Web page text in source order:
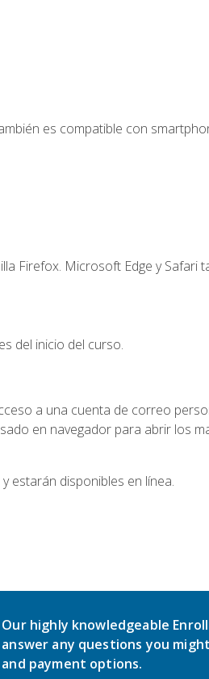
es compatible con
Firefox. Microsoft Edge y Safari
del inicio del curso.
a una cuenta de correo
en navegador para abrir los
estarán disponibles en línea.
Our highly knowledgeable
answer any questions you
and payment options.